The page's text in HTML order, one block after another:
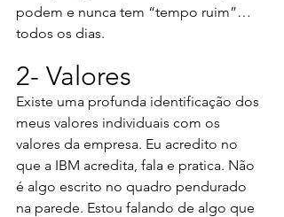
podem e nunca tem “tempo ruim”…
todos os dias.
2- Valores
Existe uma profunda identificação dos
meus valores individuais com os
valores da empresa. Eu acredito no
que a IBM acredita, fala e pratica. Não
é algo escrito no quadro pendurado
na parede. Estou falando de algo que